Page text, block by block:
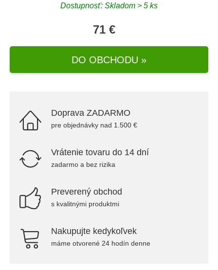
Dostupnosť: Skladom > 5 ks
71 €
DO OBCHODU »
Doprava ZADARMO
pre objednávky nad 1.500 €
Vrátenie tovaru do 14 dní
zadarmo a bez rizika
Preverený obchod
s kvalitnými produktmi
Nakupujte kedykoľvek
máme otvorené 24 hodín denne